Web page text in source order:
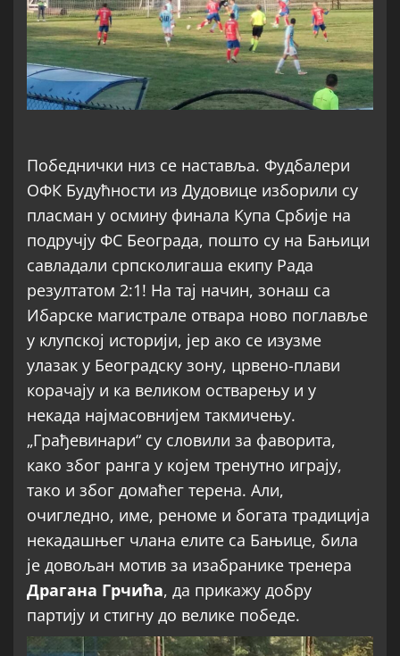
Победнички низ се наставља. Фудбалери
ОФК Будућности из Дудовице изборили су
пласман у осмину финала Купа Србије на
подручју ФС Београда, пошто су на Бањици
савладали српсколигаша екипу Рада
резултатом 2:1! На тај начин, зонаш са
Ибарске магистрале отвара ново поглавље
у клупској историји, јер ако се изузме
улазак у Београдску зону, црвено-плави
корачају и ка великом остварењу и у
некада најмасовнијем такмичењу.
„Грађевинари“ су словили за фаворита,
како због ранга у којем тренутно играју,
тако и због домаћег терена. Али,
очигледно, име, реноме и богата традиција
некадашњег члана елите са Бањице, била
је довољан мотив за изабранике тренера
Драгана Грчића, да прикажу добру
партију и стигну до велике победе.